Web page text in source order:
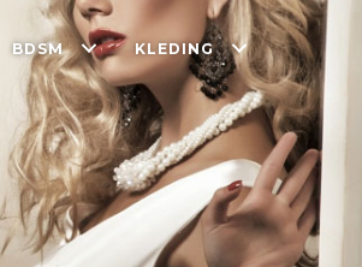
BDSM KLEDING